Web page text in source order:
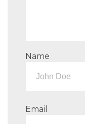
Name
Email